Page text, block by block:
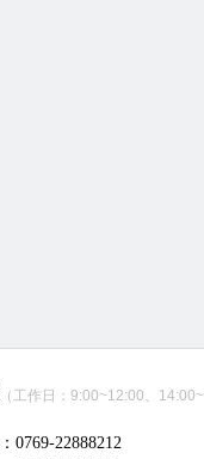
（工作日：9:00~12:00、
0769-22888212